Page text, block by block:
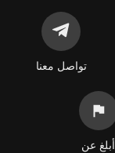
تواصل معنا
أبلغ عن